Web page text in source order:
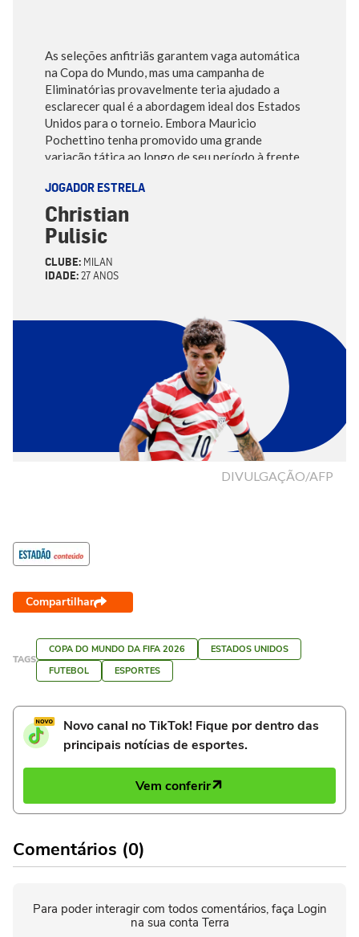
Compartilhar
TAGS
COPA DO MUNDO DA FIFA 2026
ESTADOS UNIDOS
FUTEBOL
ESPORTES
Novo canal no TikTok! Fique por dentro das
principais notícias de esportes.
Vem conferir
Comentários (0)
Para poder interagir com todos comentários, faça Login
na sua conta Terra